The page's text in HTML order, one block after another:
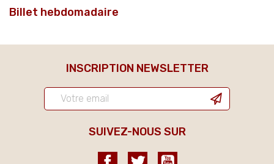
Billet hebdomadaire
INSCRIPTION NEWSLETTER
SUIVEZ-NOUS SUR
FacebookTwitter